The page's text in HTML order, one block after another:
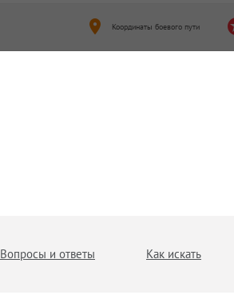
Координаты боевого пути
Вопросы и ответы Как искать